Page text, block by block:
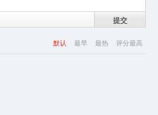
提交
默认 最早 最热 评分最高